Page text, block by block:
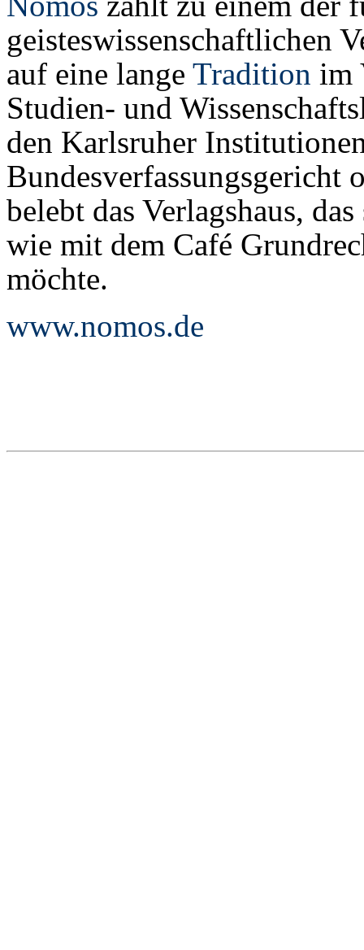
geisteswissenschaftlichen
auf eine lange Tradition im
Studien- und
den Karlsruher
Bundesverfassungsgericht
belebt das Verlagshaus,
wie mit dem Café
möchte.
www.nomos.de